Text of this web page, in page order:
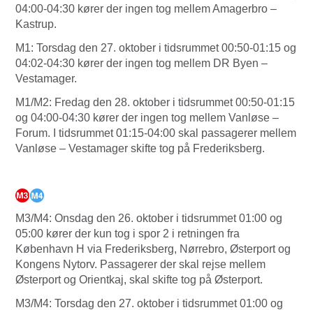
04:00-04:30 kører der ingen tog mellem Amagerbro –
Kastrup.
M1: Torsdag den 27. oktober i tidsrummet 00:50-01:15 og
04:02-04:30 kører der ingen tog mellem DR Byen –
Vestamager.
M1/M2: Fredag den 28. oktober i tidsrummet 00:50-01:15
og 04:00-04:30 kører der ingen tog mellem Vanløse –
Forum. I tidsrummet 01:15-04:00 skal passagerer mellem
Vanløse – Vestamager skifte tog på Frederiksberg.
M3/M4: Onsdag den 26. oktober i tidsrummet 01:00 og
05:00 kører der kun tog i spor 2 i retningen fra
København H via Frederiksberg, Nørrebro, Østerport og
Kongens Nytorv. Passagerer der skal rejse mellem
Østerport og Orientkaj, skal skifte tog på Østerport.
M3/M4: Torsdag den 27. oktober i tidsrummet 01:00 og